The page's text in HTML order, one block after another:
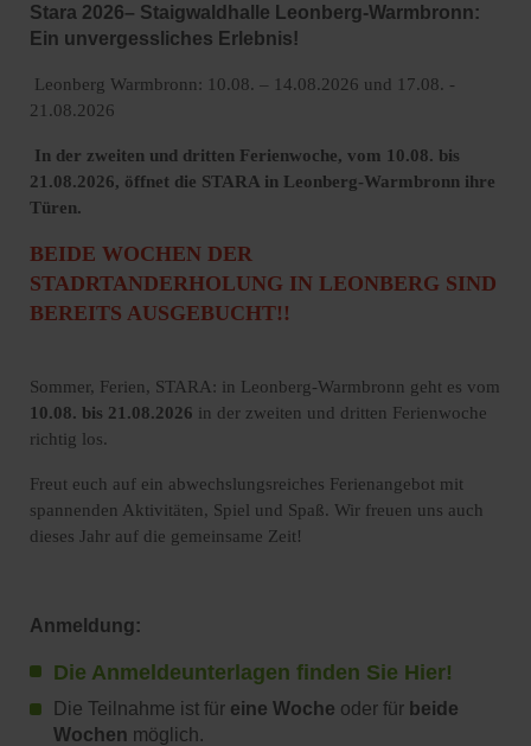
Stara 2026– Staigwaldhalle Leonberg-Warmbronn:
Ein unvergessliches Erlebnis!
Leonberg Warmbronn: 10.08. – 14.08.2026 und 17.08. -
21.08.2026
In der zweiten und dritten Ferienwoche, vom 10.08. bis
21.08.2026, öffnet die STARA in Leonberg-Warmbronn ihre
Türen.
BEIDE WOCHEN DER
STADRTANDERHOLUNG IN LEONBERG SIND
BEREITS AUSGEBUCHT!!
Sommer, Ferien, STARA: in Leonberg-Warmbronn geht es vom
10.08. bis 21.08.2026 in der zweiten und dritten Ferienwoche
richtig los.
Freut euch auf ein abwechslungsreiches Ferienangebot mit
spannenden Aktivitäten, Spiel und Spaß. Wir freuen uns auch
dieses Jahr auf die gemeinsame Zeit!
Anmeldung:
Die Anmeldeunterlagen finden Sie Hier!
Die Teilnahme ist für eine Woche oder für beide
Wochen möglich.